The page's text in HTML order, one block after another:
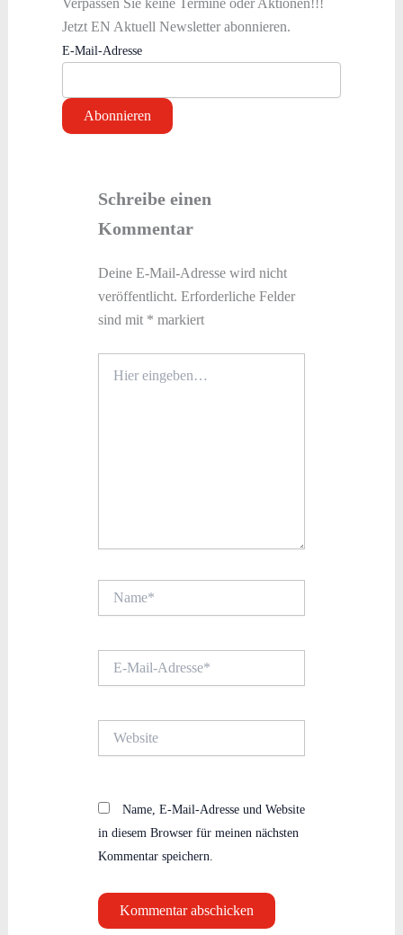
Verpassen Sie keine Termine oder Aktionen!!!
Jetzt EN Aktuell Newsletter abonnieren.
E-Mail-Adresse
Schreibe einen
Kommentar
Deine E-Mail-Adresse wird nicht
veröffentlicht. Erforderliche Felder
sind mit * markiert
eingeben…
Mail-
Name, E-Mail-Adresse und Website
in diesem Browser für meinen nächsten
Kommentar speichern.